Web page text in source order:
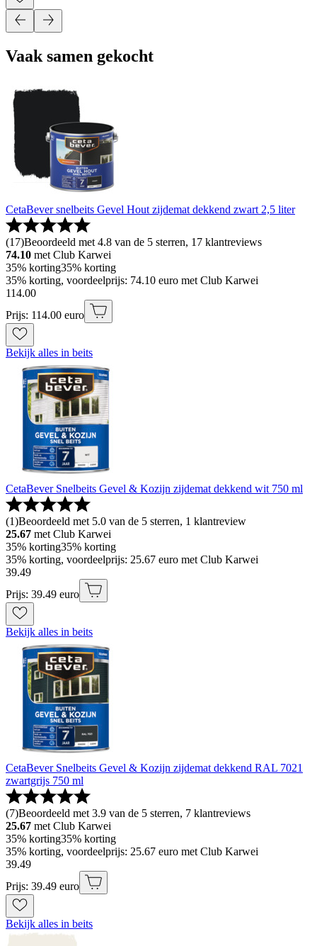
Vaak samen gekocht
CetaBever snelbeits Gevel Hout zijdemat dekkend zwart 2,5 liter
(17)Beoordeeld met 4.8 van de 5 sterren, 17 klantreviews
74.10 met Club Karwei
35% korting35% korting
35% korting, voordeelprijs: 74.10 euro met Club Karwei
114.00
Prijs: 114.00 euro
Bekijk alles in beits
CetaBever Snelbeits Gevel & Kozijn zijdemat dekkend wit 750 ml
(1)Beoordeeld met 5.0 van de 5 sterren, 1 klantreview
25.67 met Club Karwei
35% korting35% korting
35% korting, voordeelprijs: 25.67 euro met Club Karwei
39.49
Prijs: 39.49 euro
Bekijk alles in beits
CetaBever Snelbeits Gevel & Kozijn zijdemat dekkend RAL 7021
zwartgrijs 750 ml
(7)Beoordeeld met 3.9 van de 5 sterren, 7 klantreviews
25.67 met Club Karwei
35% korting35% korting
35% korting, voordeelprijs: 25.67 euro met Club Karwei
39.49
Prijs: 39.49 euro
Bekijk alles in beits